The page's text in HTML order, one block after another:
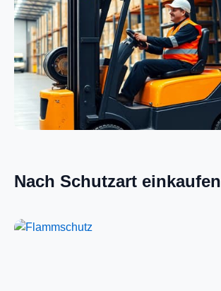
Logistik
Nach Schutzart einkaufen